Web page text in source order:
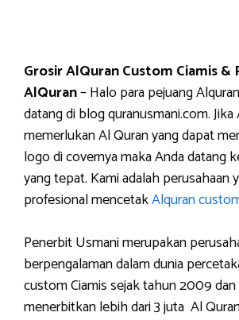
Grosir AlQuran Custom Ciamis &
AlQuran– Halo para pejuang
datang di blog quranusmani.com. Jika
memerlukan Al Quran yang dapat
logo di covernya maka Anda datang
yang tepat. Kami adalah perusahaan
profesional mencetakAlquran
Penerbit Usmani merupakan
berpengalaman dalam dunia
custom Ciamis sejak tahun 2009
menerbitkan lebih dari 3 juta Al